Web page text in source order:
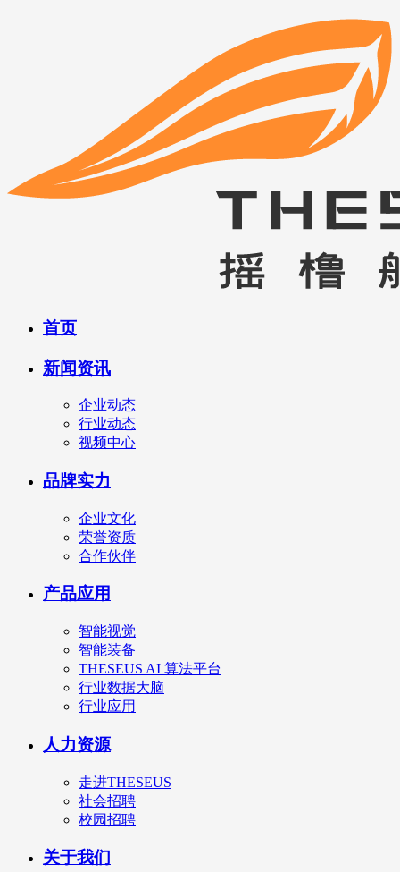
首页
新闻资讯
企业动态
行业动态
视频中心
品牌实力
企业文化
荣誉资质
合作伙伴
产品应用
智能视觉
智能装备
THESEUS AI 算法平台
行业数据大脑
行业应用
人力资源
走进THESEUS
社会招聘
校园招聘
关于我们